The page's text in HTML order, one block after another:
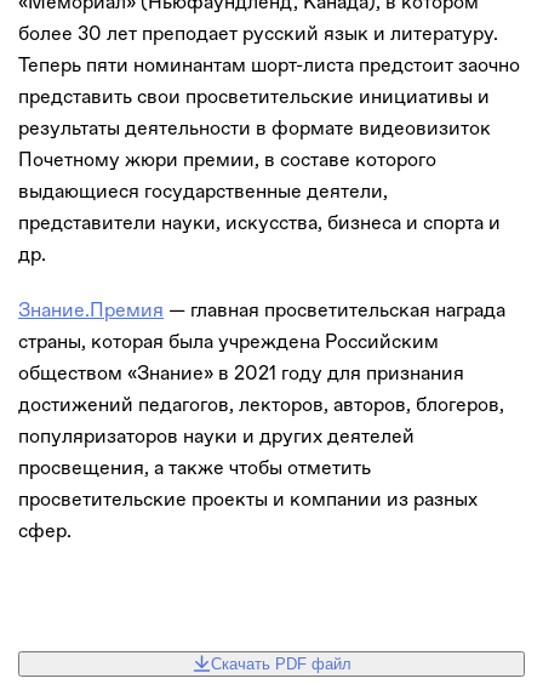
более 30 лет преподает русский язык и литературу.
Теперь пяти номинантам шорт-листа предстоит заочно
представить свои просветительские инициативы и
результаты деятельности в формате видеовизиток
Почетному жюри премии, в составе которого
выдающиеся государственные деятели,
представители науки, искусства, бизнеса и спорта и
др.
Знание.Премия — главная просветительская награда
страны, которая была учреждена Российским
обществом «Знание» в 2021 году для признания
достижений педагогов, лекторов, авторов, блогеров,
популяризаторов науки и других деятелей
просвещения, а также чтобы отметить
просветительские проекты и компании из разных
сфер.
Скачать PDF файл